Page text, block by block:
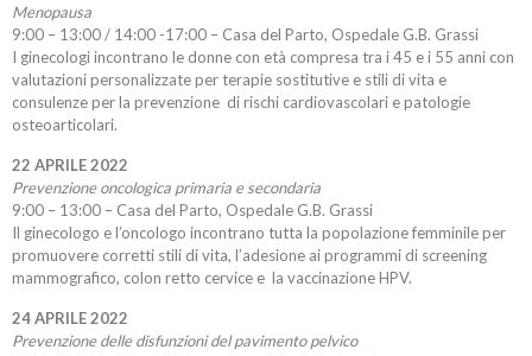
Menopausa
9:00 – 13:00 / 14:00 -17:00 – Casa del Parto, Ospedale G.B. Grassi
I ginecologi incontrano le donne con età compresa tra i 45 e i 55 anni con
valutazioni personalizzate per terapie sostitutive e stili di vita e
consulenze per la prevenzione di rischi cardiovascolari e patologie
osteoarticolari.
22 APRILE 2022
Prevenzione oncologica primaria e secondaria
9:00 – 13:00 – Casa del Parto, Ospedale G.B. Grassi
Il ginecologo e l’oncologo incontrano tutta la popolazione femminile per
promuovere corretti stili di vita, l’adesione ai programmi di screening
mammografico, colon retto cervice e la vaccinazione HPV.
24 APRILE 2022
Prevenzione delle disfunzioni del pavimento pelvico